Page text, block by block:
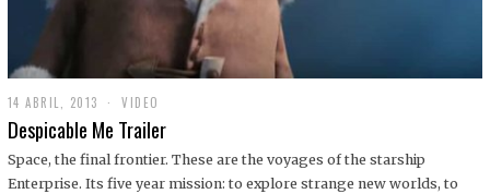
14 ABRIL, 2013
9
D
C
I
VIDEO
Despicable Me Trailer
Space, the final frontier. These are the voyages of the starship
Enterprise. Its five year mission: to explore strange new worlds, to